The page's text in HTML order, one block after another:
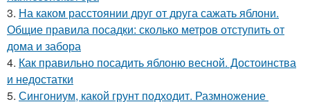
3. На каком расстоянии друг от друга сажать яблони.
Общие правила посадки: сколько метров отступить от
дома и забора
4. Как правильно посадить яблоню весной. Достоинства
и недостатки
5. Сингониум, какой грунт подходит. Размножение